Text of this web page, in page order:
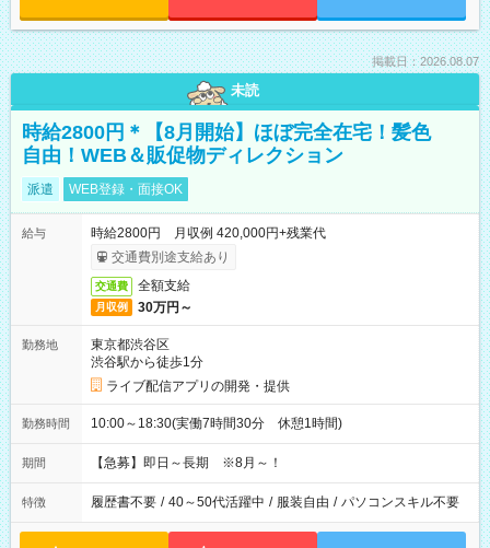
掲載日：2026.08.07
未読
時給2800円＊【8月開始】ほぼ完全在宅！髪色
自由！WEB＆販促物ディレクション
派遣 WEB登録・面接OK
給与
時給2800円 月収例 420,000円+残業代
交通費別途支給あり
交通費 全額支給
月収例 30万円～
勤務地
東京都渋谷区
渋谷駅から徒歩1分
ライブ配信アプリの開発・提供
勤務時間 10:00～18:30(実働7時間30分 休憩1時間)
期間 【急募】即日～長期 ※8月～！
特徴 履歴書不要 / 40～50代活躍中 / 服装自由 / パソコンスキル不要